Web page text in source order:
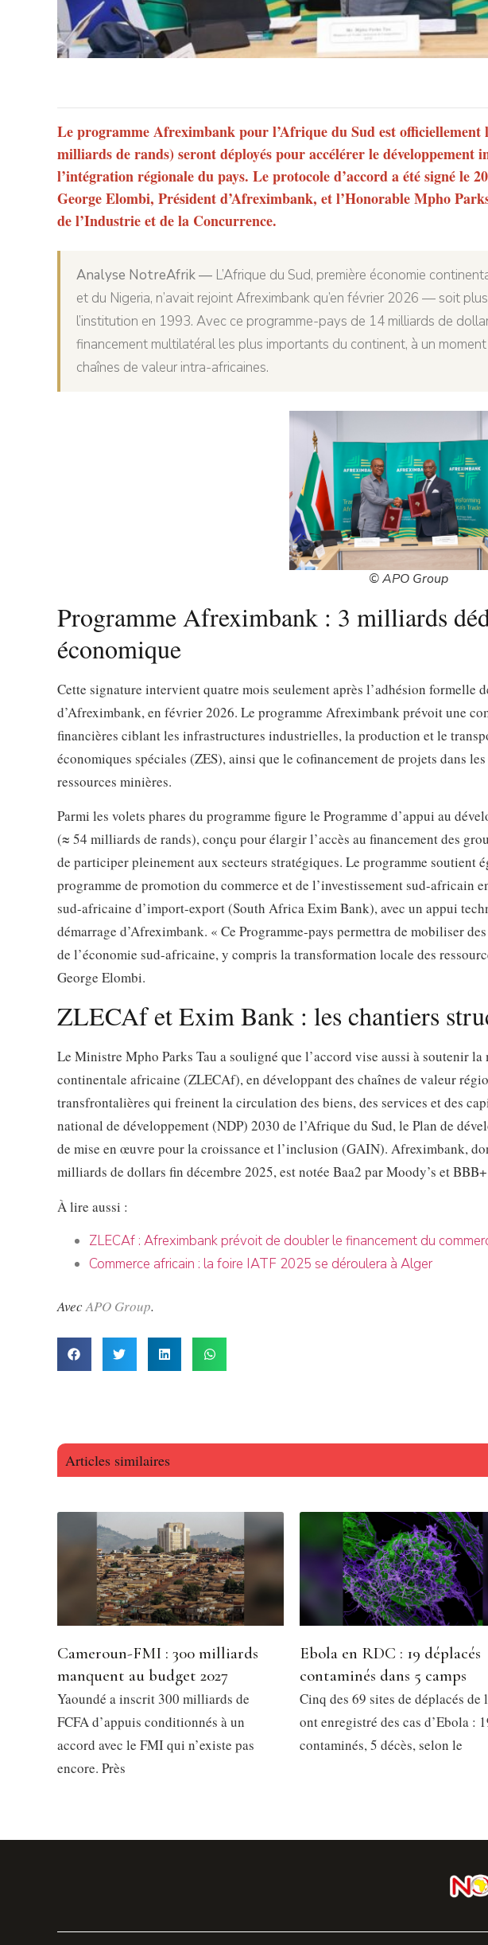
Le programme Afreximbank pour l’Afrique du Sud est
milliards de rands) seront déployés pour accélérer le développement
l’intégration régionale du pays. Le protocole d’accord a été signé le
George Elombi, Président d’Afreximbank, et l’Honorable Mpho
de l’Industrie et de la Concurrence.
Analyse NotreAfrik — L’Afrique du Sud, première économie
et du Nigeria, n’avait rejoint Afreximbank qu’en février 2026 — soit
l’institution en 1993. Avec ce programme-pays de 14 milliards de
financement multilatéral les plus importants du continent, à un
chaînes de valeur intra-africaines.
© APO Group
Programme Afreximbank : 3 milliards
économique
Cette signature intervient quatre mois seulement après l’adhésion formelle
d’Afreximbank, en février 2026. Le programme Afreximbank prévoit une
financières ciblant les infrastructures industrielles, la production et le
économiques spéciales (ZES), ainsi que le cofinancement de projets dans
ressources minières.
Parmi les volets phares du programme figure le Programme d’appui au
(≈ 54 milliards de rands), conçu pour élargir l’accès au financement des
de participer pleinement aux secteurs stratégiques. Le programme soutient
programme de promotion du commerce et de l’investissement sud-africain
sud-africaine d’import-export (South Africa Exim Bank), avec un appui
démarrage d’Afreximbank. « Ce Programme-pays permettra de mobiliser
de l’économie sud-africaine, y compris la transformation locale des
George Elombi.
ZLECAf et Exim Bank : les chantiers
Le Ministre Mpho Parks Tau a souligné que l’accord vise aussi à soutenir
continentale africaine (ZLECAf), en développant des chaînes de valeur
transfrontalières qui freinent la circulation des biens, des services et des
national de développement (NDP) 2030 de l’Afrique du Sud, le Plan de
de mise en œuvre pour la croissance et l’inclusion (GAIN). Afreximbank,
milliards de dollars fin décembre 2025, est notée Baa2 par Moody’s et
À lire aussi :
ZLECAf : Afreximbank prévoit de doubler le financement du
Commerce africain : la foire IATF 2025 se déroulera à Alger
AvecAPO Group.
Articles similaires
Cameroun-FMI : 300 milliards
manquent au budget 2027
Yaoundé a inscrit 300 milliards de
FCFA d’appuis conditionnés à un
accord avec le FMI qui n’existe pas
encore. Près
Ebola en RDC : 19 déplacés
contaminés dans 5 camps
Cinq des 69 sites de déplacés de
ont enregistré des cas d’Ebola :
contaminés, 5 décès, selon le